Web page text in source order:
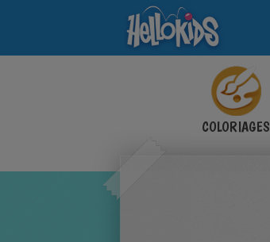
COLORIAGES